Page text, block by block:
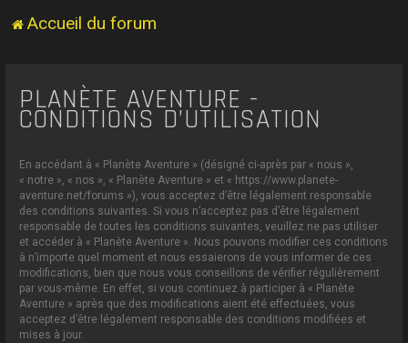
Accueil du forum
PLANÈTE AVENTURE -
CONDITIONS D’UTILISATION
En accédant à « Planète Aventure » (désigné ci-après par « nous »,
« notre », « nos », « Planète Aventure » et « https://www.planete-
aventure.net/forums »), vous acceptez d’être légalement responsable
des conditions suivantes. Si vous n’acceptez pas d’être légalement
responsable de toutes les conditions suivantes, veuillez ne pas utiliser
et accéder à « Planète Aventure ». Nous pouvons modifier ces conditions
à n’importe quel moment et nous essaierons de vous informer de ces
modifications, bien que nous vous conseillons de vérifier régulièrement
par vous-même. En effet, si vous continuez à participer à « Planète
Aventure » après que des modifications aient été effectuées, vous
acceptez d’être légalement responsable des conditions modifiées et
mises à jour.